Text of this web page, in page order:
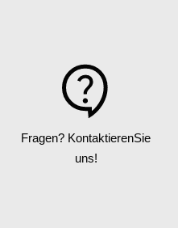
Fragen? KontaktierenSie
uns!